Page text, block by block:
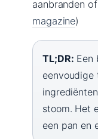
aanbranden
magazine)
TL;DR: Een
eenvoudige
stoom. Het
een pan en